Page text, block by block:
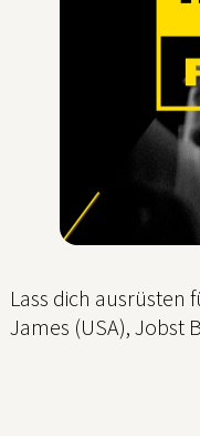
Lass dich ausrüsten
James (USA), Jobst